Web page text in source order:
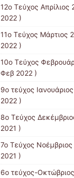
12ο Τεύχος Απρίλιος
2022 )
11o Tεύχος Μάρτιος
2022 )
10o Tεύχος
Φεβ 2022 )
9o τεύχος
2022 )
8o Tεύχος
2021 )
7o Τεύχος Νοέμβριος
2021 )
6ο τεύχος-